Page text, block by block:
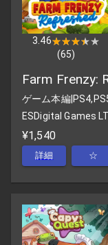
3.46★★★★★
★★★★★
(65)
Farm Frenzy:
ゲーム本編|
ESDigital Games
¥1,540
詳細 ☆